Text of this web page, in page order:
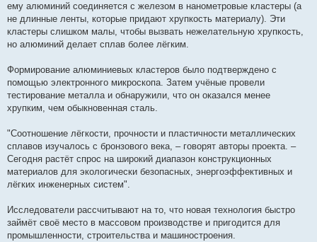
ему алюминий соединяется с железом в нанометровые кластеры (а
не длинные ленты, которые придают хрупкость материалу). Эти
кластеры слишком малы, чтобы вызвать нежелательную хрупкость,
но алюминий делает сплав более лёгким.
Формирование алюминиевых кластеров было подтверждено с
помощью электронного микроскопа. Затем учёные провели
тестирование металла и обнаружили, что он оказался менее
хрупким, чем обыкновенная сталь.
"Соотношение лёгкости, прочности и пластичности металлических
сплавов изучалось с бронзового века, – говорят авторы проекта. –
Сегодня растёт спрос на широкий диапазон конструкционных
материалов для экологически безопасных, энергоэффективных и
лёгких инженерных систем".
Исследователи рассчитывают на то, что новая технология быстро
займёт своё место в массовом производстве и пригодится для
промышленности, строительства и машиностроения.